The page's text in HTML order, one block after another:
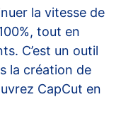
la vitesse de
tout en
C’est un outil
la création de
CapCut en